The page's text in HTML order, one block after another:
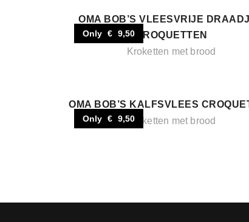
Only € 9,50
OMA BOB’S VLEESVRIJE
CROQUETTEN
Kroketten met brood
Only € 9,50
OMA BOB’S KALFSVLEES
Kroketten met brood